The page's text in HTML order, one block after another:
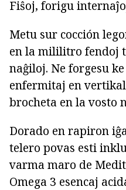
Fiŝoj, forigu
Metu sur cocción
en la mililitro fendoj
naĝiloj. Ne forgesu
enfermitaj en
brocheta en la vosto
Dorado en rapiron
telero povas esti
varma maro de
Omega 3 esencaj